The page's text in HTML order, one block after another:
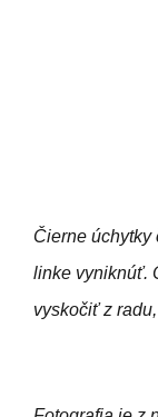
Čierne úchytky
linke vyniknúť.
vyskočiť z